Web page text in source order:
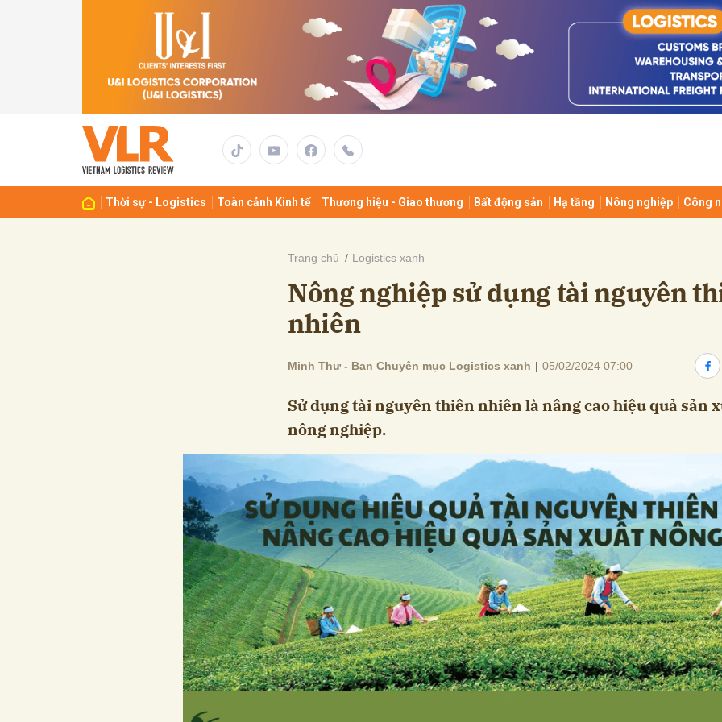
Thời sự - Logistics Toàn cảnh Kinh tế Thương hiệu - Giao thương Bất động sản Hạ tầng Nông nghiệp Công
Trang chủ Logistics xanh
Nông nghiệp sử dụng tài nguyên
nhiên
Minh Thư - Ban Chuyên mục Logistics xanh | 05/02/2024 07:00
Sử dụng tài nguyên thiên nhiên là nâng cao hiệu quả sản
nông nghiệp.
Gửi bình luận